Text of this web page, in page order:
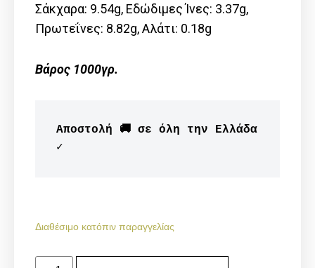
Σάκχαρα: 9.54g, Εδώδιμες Ίνες: 3.37g,
Πρωτεΐνες: 8.82g, Αλάτι: 0.18g
Βάρος 1000γρ.
Αποστολή 🚚 σε όλη την Ελλάδα
✓
Διαθέσιμο κατόπιν παραγγελίας